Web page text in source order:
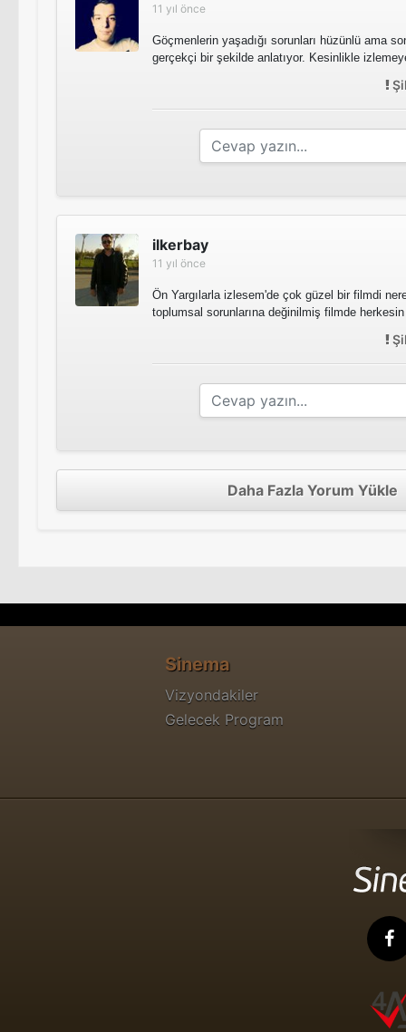
11 yıl önce
Göçmenlerin yaşadığı sorunları hüzünlü ama
gerçekçi bir şekilde anlatıyor. Kesinlikle
ilkerbay
11 yıl önce
Ön Yargılarla izlesem'de çok güzel bir filmdi
toplumsal sorunlarına değinilmiş filmde
Daha Fazla Yorum Yükle
Sinema
Vizyondakiler
Gelecek Program